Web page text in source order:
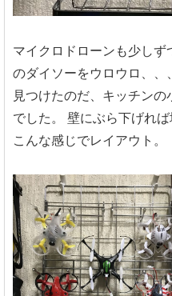
マイクロドローンも少し
のダイソーをウロウロ、、、
見つけたのだ、キッチンの
でした。
壁にぶら下げれ
こんな感じでレイアウト。